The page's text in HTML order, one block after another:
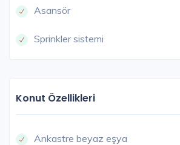
Asansör
Sprinkler sistemi
Konut Özellikleri
Ankastre beyaz eşya